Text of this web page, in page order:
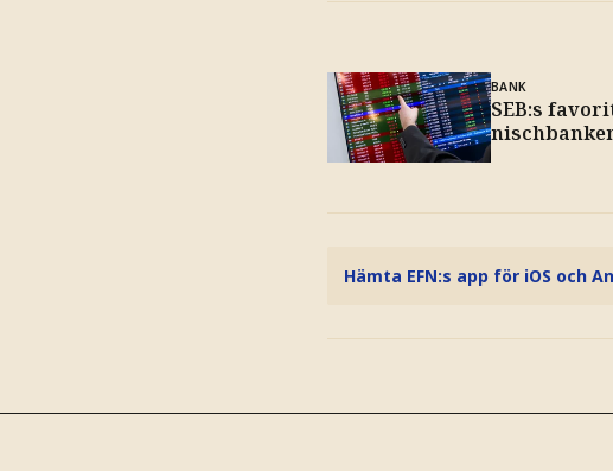
BANK
SEB:s
Hämta EFN:s app för iOS och